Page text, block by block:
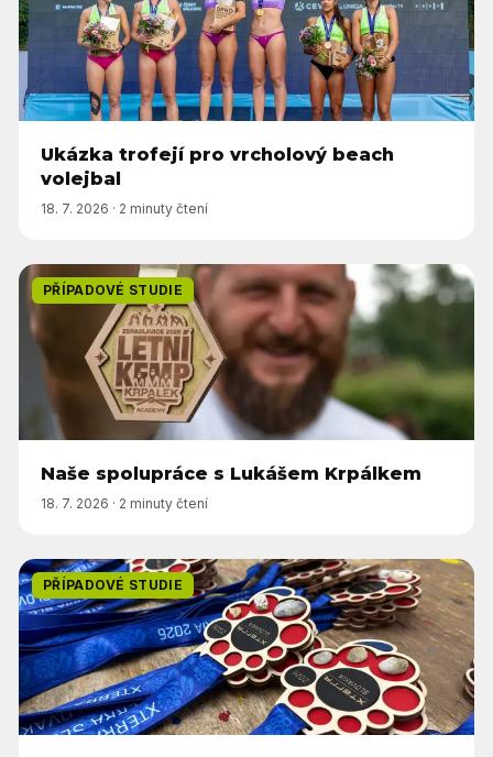
Ukázka trofejí pro vrcholový beach
volejbal
18. 7. 2026 · 2 minuty čtení
PŘÍPADOVÉ STUDIE
Naše spolupráce s Lukášem Krpálkem
18. 7. 2026 · 2 minuty čtení
PŘÍPADOVÉ STUDIE